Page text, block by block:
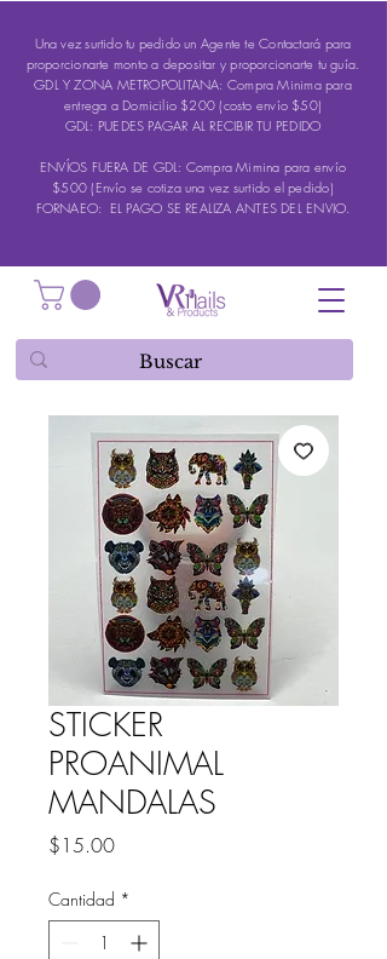
Una vez surtido tu pedido un Agente te Contactará para
proporcionarte monto a depositar y proporcionarte tu guía.
GDL Y ZONA METROPOLITANA: Compra Minima para
entrega a Domicilio $200 (costo envío $50)
GDL: PUEDES PAGAR AL RECIBIR TU PEDIDO
ENVÍOS FUERA DE GDL: Compra Mimina para envío
$500 (Envío se cotiza una vez surtido el pedido)
FORNAEO: EL PAGO SE REALIZA ANTES DEL ENVIO.
STICKER
PROANIMAL
MANDALAS
$15.00Precio
Cantidad *